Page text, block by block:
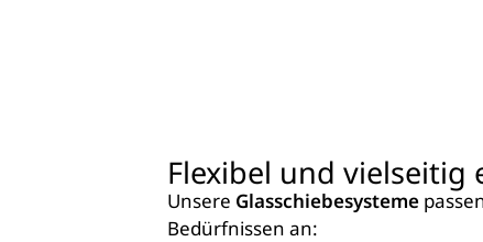
Flexibel und vielseitig
Unsere Glasschiebesysteme
Bedürfnissen an: